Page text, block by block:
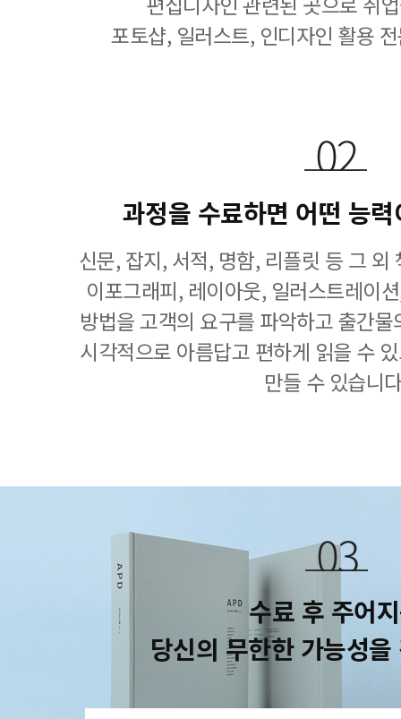
포토샵, 일러스트, 인디자인 활용
과정을 수료하면 어떤 능
신문, 잡지, 서적, 명함, 리플릿 등 그 외
이포그래피, 레이아웃, 일러스트레이
방법을 고객의 요구를 파악하고 출간
시각적으로 아름답고 편하게 읽을 수
만들 수 있습니
수료 후 주어
당신의 무한한 가능성